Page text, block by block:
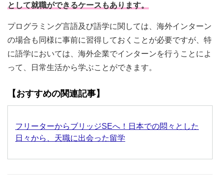
として就職ができるケースもあります。
プログラミング言語及び語学に関しては、海外インターン
の場合も同様に事前に習得しておくことが必要ですが、特
に語学においては、海外企業でインターンを行うことによ
って、日常生活から学ぶことができます。
【おすすめの関連記事】
フリーターからブリッジSEへ！日本での悶々とした
日々から、天職に出会った留学